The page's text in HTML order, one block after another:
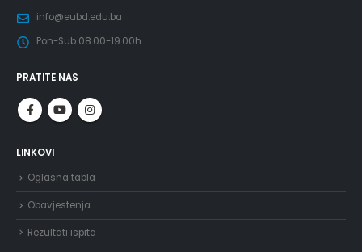
info@eubd.edu.ba
Pon-Sub 08.00-19.00h
PRATITE NAS
LINKOVI
Oglasna tabla
Obavjestenja
Rezultati ispita